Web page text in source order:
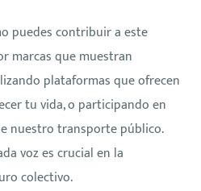
puedes contribuir a este
marcas que muestran
plataformas que ofrecen
tu vida, o participando en
nuestro transporte público.
voz es crucial en la
colectivo.